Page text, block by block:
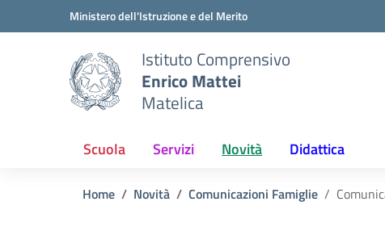
Vai ai contenuti
Vai al menu di navigazioneMinistero dell'Istruzione e del Merito
Istituto Comprensivo
Enrico Mattei
Matelica
Scuola Servizi Novità Didattica
Home Novità Comunicazioni Famiglie